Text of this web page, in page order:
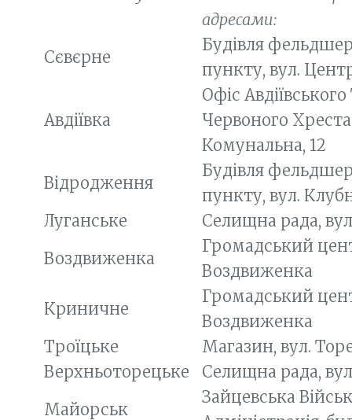
адресами:
Сєвєрне
Будівля
пункту, вул.
Авдіївка
Офіc
Червоного
Комунальна, 12
Відродження
Будівля
пункту, вул.
Луганське
Селищна рада,
Воздвиженка
Громадський
Воздвиженка
Криничне
Громадський
Воздвиженка
Троїцьке
Магазин, вул.
Верхньоторецьке
Селищна рада,
Майорськ
Зайцевська